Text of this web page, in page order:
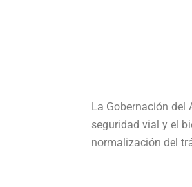
La Gobernación del
seguridad vial y el
normalización del